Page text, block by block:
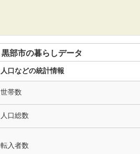
黒部市の暮らしデータ
人口などの統計情報
世帯数
人口総数
転入者数